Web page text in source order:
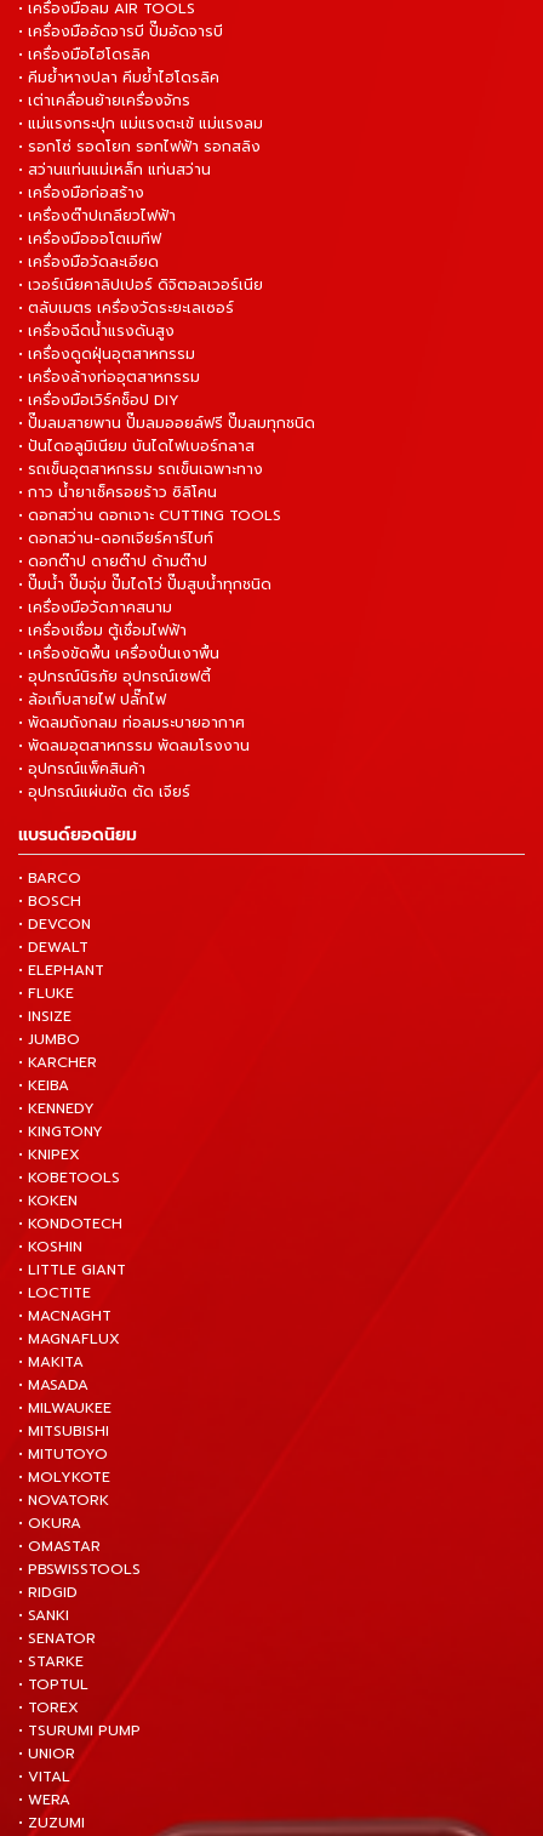
• เครื่องมือลม AIR TOOLS
• เครื่องมืออัดจารบี ปั๊มอัดจารบี
• เครื่องมือไฮโดรลิค
• คีมย้ำหางปลา คีมย้ำไฮโดรลิค
• เต่าเคลื่อนย้ายเครื่องจักร
• แม่แรงกระปุก แม่แรงตะเข้ แม่แรงลม
• รอกโซ่ รอดโยก รอกไฟฟ้า รอกสลิง
• สว่านแท่นแม่เหล็ก แท่นสว่าน
• เครื่องมือก่อสร้าง
• เครื่องต๊าปเกลียวไฟฟ้า
• เครื่องมือออโตเมทีฟ
• เครื่องมือวัดละเอียด
• เวอร์เนียคาลิปเปอร์ ดิจิตอลเวอร์เนีย
• ตลับเมตร เครื่องวัดระยะเลเซอร์
• เครื่องฉีดน้ำแรงดันสูง
• เครื่องดูดฝุ่นอุตสาหกรรม
• เครื่องล้างท่ออุตสาหกรรม
• เครื่องมือเวิร์คช็อป DIY
• ปั๊มลมสายพาน ปั๊มลมออยล์ฟรี ปั๊มลมทุกชนิด
• ปันไดอลูมิเนียม บันไดไฟเบอร์กลาส
• รถเข็นอุตสาหกรรม รถเข็นเฉพาะทาง
• กาว น้ำยาเช็ครอยร้าว ซิลิโคน
• ดอกสว่าน ดอกเจาะ CUTTING TOOLS
• ดอกสว่าน-ดอกเจียร์คาร์ไบท์
• ดอกต๊าป ดายต๊าป ด้ามต๊าป
• ปั๊มน้ำ ปั๊มจุ่ม ปั๊มไดโว่ ปั๊มสูบน้ำทุกชนิด
• เครื่องมือวัดภาคสนาม
• เครื่องเชื่อม ตู้เชื่อมไฟฟ้า
• เครื่องขัดพื้น เครื่องปั่นเงาพื้น
• อุปกรณ์นิรภัย อุปกรณ์เซฟตี้
• ล้อเก็บสายไฟ ปลั๊กไฟ
• พัดลมถังกลม ท่อลมระบายอากาศ
• พัดลมอุตสาหกรรม พัดลมโรงงาน
• อุปกรณ์แพ็คสินค้า
• อุปกรณ์แผ่นขัด ตัด เจียร์
แบรนด์ยอดนิยม
• BARCO
• BOSCH
• DEVCON
• DEWALT
• ELEPHANT
• FLUKE
• INSIZE
• JUMBO
• KARCHER
• KEIBA
• KENNEDY
• KINGTONY
• KNIPEX
• KOBETOOLS
• KOKEN
• KONDOTECH
• KOSHIN
• LITTLE GIANT
• LOCTITE
• MACNAGHT
• MAGNAFLUX
• MAKITA
• MASADA
• MILWAUKEE
• MITSUBISHI
• MITUTOYO
• MOLYKOTE
• NOVATORK
• OKURA
• OMASTAR
• PBSWISSTOOLS
• RIDGID
• SANKI
• SENATOR
• STARKE
• TOPTUL
• TOREX
• TSURUMI PUMP
• UNIOR
• VITAL
• WERA
• ZUZUMI